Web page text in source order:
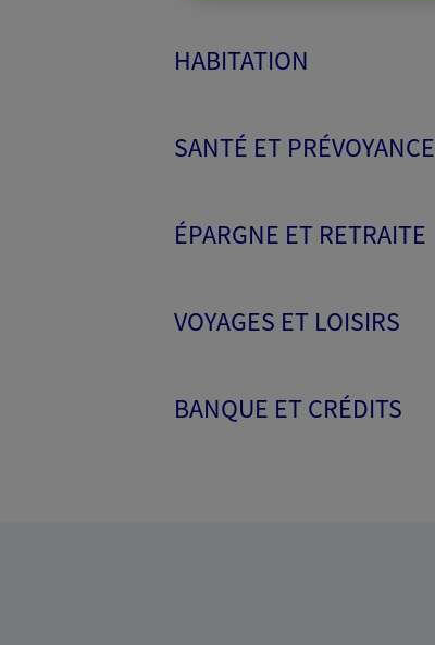
HABITATION
SANTÉ ET PRÉVOYANCE
ÉPARGNE ET RETRAITE
VOYAGES ET LOISIRS
BANQUE ET CRÉDITS